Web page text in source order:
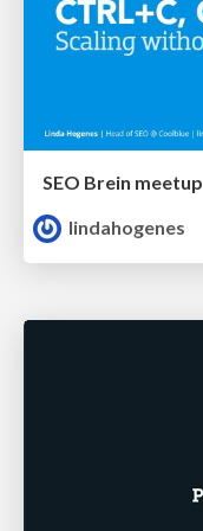
lindahogenes